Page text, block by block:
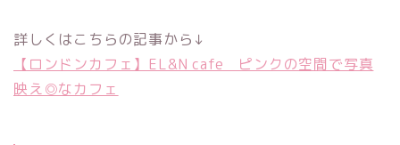
詳しくはこちらの記事から↓
【ロンドンカフェ】EL&N cafe ピンクの空間で写真
映え◎なカフェ